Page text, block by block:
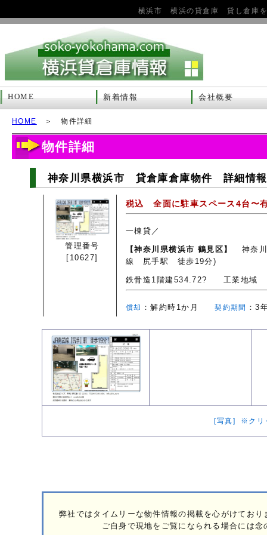
横浜市 横浜の貸倉庫 貸し倉庫
HOME 新着情報 会社概要
HOME ＞ 物件詳細
物件詳細
神奈川県横浜市 貸倉庫倉庫物件 詳細情
管理番号
[10627]
税込 全面に駐車スペース4台
一棟貸／
【神奈川県横浜市 鶴見区】
神奈
線 尻手駅 徒歩19分)
鉄骨造1階建534.72? 工業地域
償却 ：解約時1か月契約期間 ：
[写真] ※クリ
弊社ではタイムリーな物件情報の掲載を心がけてお
ご自身で現地をご覧になられる場合には